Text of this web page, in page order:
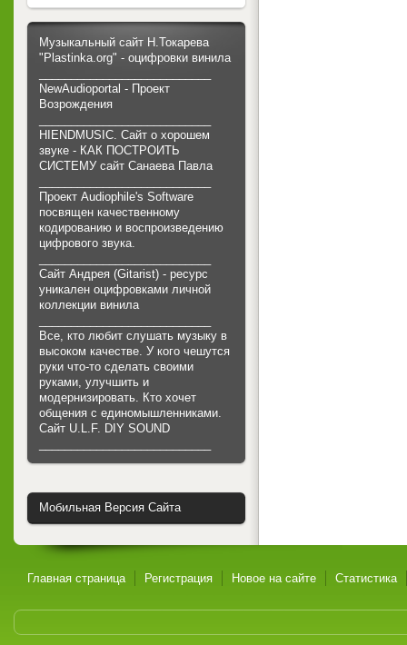
Музыкальный сайт Н.Токарева
"Plastinka.org" - оцифровки винила
NewAudioportal - Проект
Возрождения
HIENDMUSIC. Сайт о хорошем
звуке - КАК ПОСТРОИТЬ
СИСТЕМУ сайт Санаева Павла
Проект Audiophile's Software
посвящен качественному
кодированию и воспроизведению
цифрового звука.
Сайт Андрея (Gitarist) - ресурс
уникален оцифровками личной
коллекции винила
Все, кто любит слушать музыку в
высоком качестве. У кого чешутся
руки что-то сделать своими
руками, улучшить и
модернизировать. Кто хочет
общения с единомышленниками.
Cайт U.L.F. DIY SOUND
Мобильная Версия Сайта
Главная страница Регистрация Новое на сайте Статистика